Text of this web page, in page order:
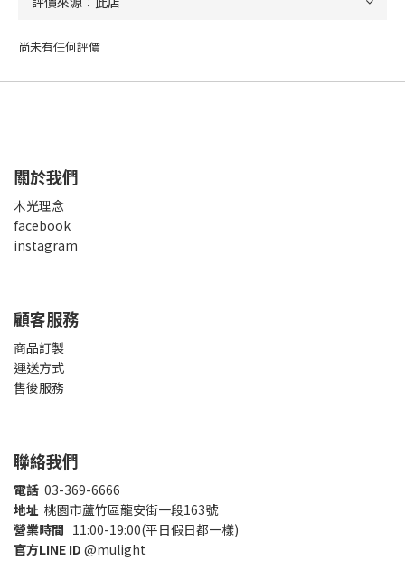
尚未有任何評價
關於我們
木光理念
facebook
instagram
顧客服務
商品訂製
運送方式
售後服務
聯絡我們
電話 03-369-6666
地址 桃園市蘆竹區龍安街一段163號
營業時間 11:00-19:00(平日假日都一樣)
官方LINE ID @mulight